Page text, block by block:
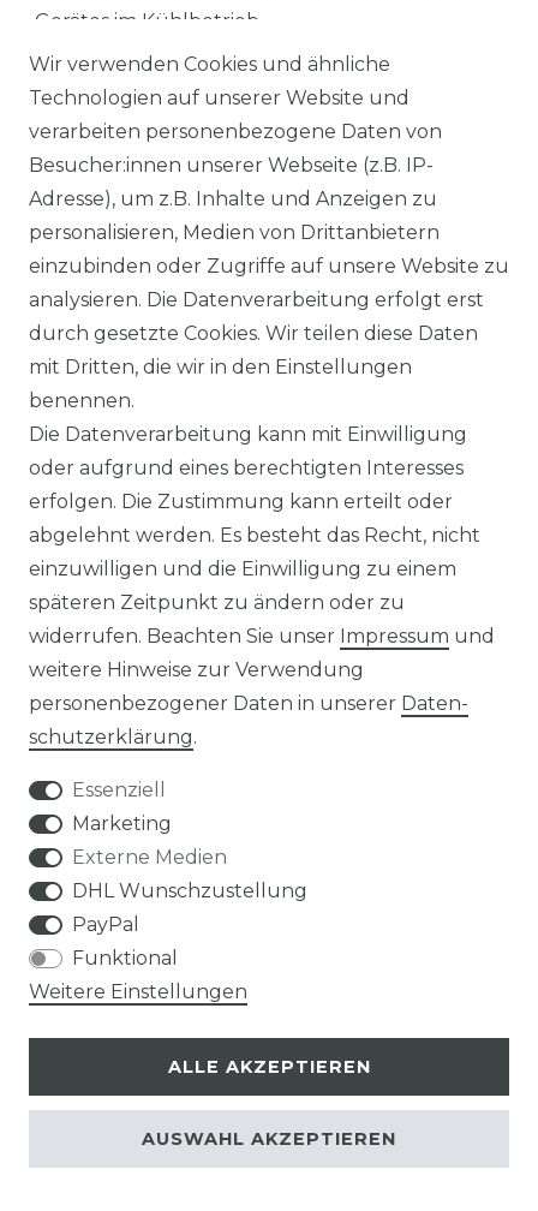
Gerätes im Kühlbetrieb.
Technische Änderungen und Irrtümer
vorbehalten.
DAS KÖNNTE SIE AUCH
INTERESSIEREN :
ZUBEHÖR
ALLE ANSEHEN
Isolierte
Kältemittelleitung,
6/12mm, fertig
konfektioniert
ab 22,44 € *
1 METER | 22,44 € / METER
MONTAGESERVICE
ALLE ANSEHEN
Inbetriebnahme einer
Klimaanlage mit 5
Wir verwenden Cookies und ähnliche
Technologien auf unserer Website und
verarbeiten personenbezogene Daten von
Besucher:innen unserer Webseite (z.B. IP-
Adresse), um z.B. Inhalte und Anzeigen zu
personalisieren, Medien von Drittanbietern
einzubinden oder Zugriffe auf unsere Website zu
analysieren. Die Datenverarbeitung erfolgt erst
durch gesetzte Cookies. Wir teilen diese Daten
mit Dritten, die wir in den Einstellungen
benennen.
Die Datenverarbeitung kann mit Einwilligung
oder aufgrund eines berechtigten Interesses
erfolgen. Die Zustimmung kann erteilt oder
abgelehnt werden. Es besteht das Recht, nicht
einzuwilligen und die Einwilligung zu einem
späteren Zeitpunkt zu ändern oder zu
widerrufen. Beachten Sie unser Impressum und
weitere Hinweise zur Verwendung
personenbezogener Daten in unserer Daten­
schutz­erklärung.
Essenziell
Marketing
Externe Medien
DHL Wunschzustellung
PayPal
Funktional
Weitere Einstellungen
ALLE AKZEPTIEREN
AUSWAHL AKZEPTIEREN